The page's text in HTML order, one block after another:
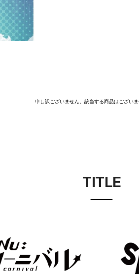
申し訳ございません。該当する商品はございま
TITLE